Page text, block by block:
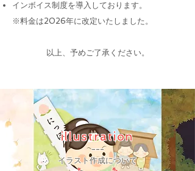
インボイス制度を導入しております。
※料金は2026年に改定いたしました。
以上、予めご了承ください。
illustration
---
イラスト作成について